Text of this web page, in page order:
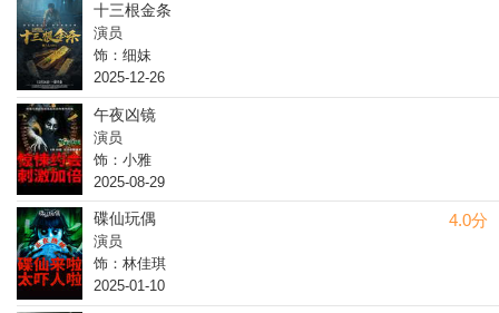
十三根金条
演员
饰：细妹
2025-12-26
午夜凶镜
演员
饰：小雅
2025-08-29
4.0分
碟仙玩偶
演员
饰：林佳琪
2025-01-10